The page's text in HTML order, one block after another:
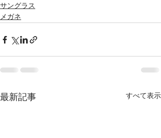
サングラス
メガネ
最新記事 すべて表示